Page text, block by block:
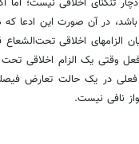
در آن صورت این ادعا که
اخلاقی تحت‌الشعاع
وقتی یک الزام اخلاقی تحت
در یک حالت تعارض فیصله
نافی نیست.